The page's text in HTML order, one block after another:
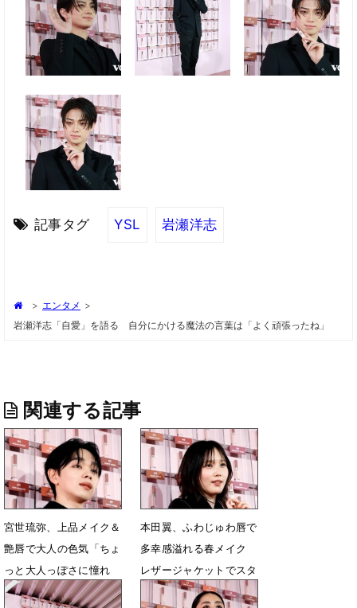
記事タグ YSL 岩瀬洋志
> エンタメ >
岩瀬洋志「自愛」を語る 自分にかける魔法の言葉は「よく頑張ったね」
関連する記事
宮世琉弥、上品メイク＆
艶唇で大人の色気「ちょ
っと大人っぽさに憧れ
て」
本田翼、ふわじゅわ唇で
多幸感溢れる春メイク
レザージャケットでスタ
イリッシュに